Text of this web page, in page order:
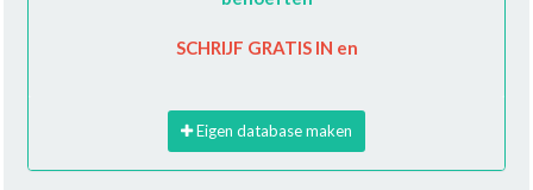
SCHRIJF GRATIS IN en
Eigen database maken